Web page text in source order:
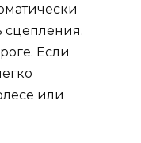
сцепления.
Если
или